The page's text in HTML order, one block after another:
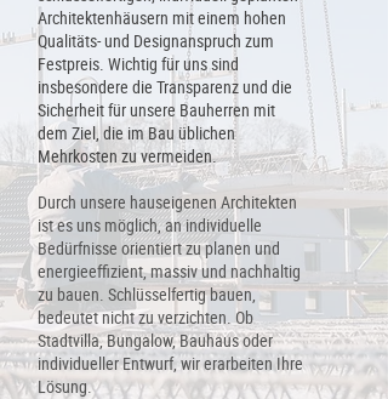
Architektenhäusern mit einem hohen
Qualitäts- und Designanspruch zum
Festpreis. Wichtig für uns sind
insbesondere die Transparenz und die
Sicherheit für unsere Bauherren mit
dem Ziel, die im Bau üblichen
Mehrkosten zu vermeiden.
Durch unsere hauseigenen Architekten
ist es uns möglich, an individuelle
Bedürfnisse orientiert zu planen und
energieeffizient, massiv und nachhaltig
zu bauen. Schlüsselfertig bauen,
bedeutet nicht zu verzichten. Ob
Stadtvilla, Bungalow, Bauhaus oder
individueller Entwurf, wir erarbeiten Ihre
Lösung.